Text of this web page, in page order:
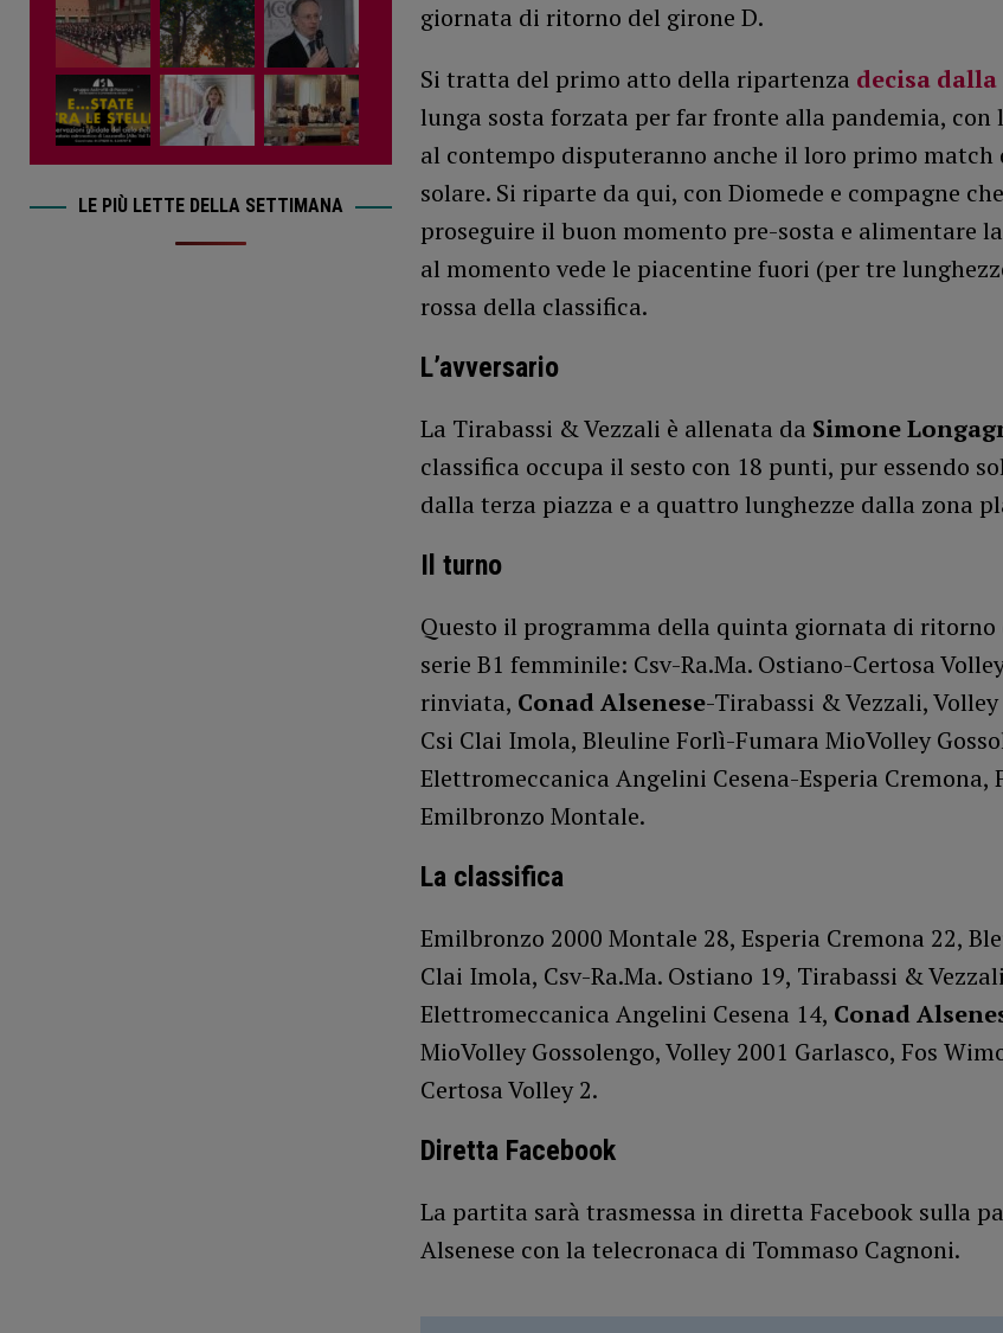
giornata di ritorno del girone D.
Si tratta del primo atto della ripartenza decisa
lunga sosta forzata per far fronte alla pandemia, con
al contempo disputeranno anche il loro primo match
solare. Si riparte da qui, con Diomede e compagne
proseguire il buon momento pre-sosta e alimentare
al momento vede le piacentine fuori (per tre
rossa della classifica.
L’avversario
La Tirabassi & Vezzali è allenata da Simone
classifica occupa il sesto con 18 punti, pur essendo
dalla terza piazza e a quattro lunghezze dalla zona
Il turno
Questo il programma della quinta giornata di ritorno
serie B1 femminile: Csv-Ra.Ma. Ostiano-Certosa
rinviata, Conad Alsenese-Tirabassi & Vezzali,
Csi Clai Imola, Bleuline Forlì-Fumara MioVolley
Elettromeccanica Angelini Cesena-Esperia Cremona,
Emilbronzo Montale.
La classifica
Emilbronzo 2000 Montale 28, Esperia Cremona 22,
Clai Imola, Csv-Ra.Ma. Ostiano 19, Tirabassi &
Elettromeccanica Angelini Cesena 14, Conad
MioVolley Gossolengo, Volley 2001 Garlasco, Fos
Certosa Volley 2.
Diretta Facebook
La partita sarà trasmessa in diretta Facebook sulla
Alsenese con la telecronaca di Tommaso Cagnoni.
LE PIÙ LETTE DELLA SETTIMANA